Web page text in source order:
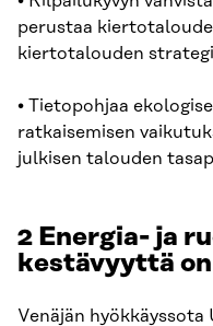
perustaa
kiertotalouden
• Tietopohjaa
ratkaisemisen
julkisen talouden
2 Energia- ja
kestävyyttä
Venäjän hyökkäyssota